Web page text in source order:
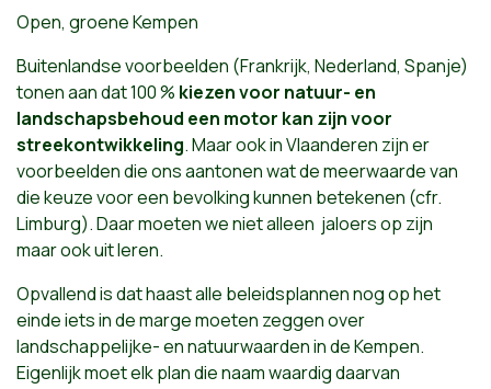
Open, groene Kempen
Buitenlandse voorbeelden (Frankrijk, Nederland, Spanje)
tonen aan dat 100 % kiezen voor natuur- en
landschapsbehoud een motor kan zijn voor
streekontwikkeling. Maar ook in Vlaanderen zijn er
voorbeelden die ons aantonen wat de meerwaarde van
die keuze voor een bevolking kunnen betekenen (cfr.
Limburg). Daar moeten we niet alleen jaloers op zijn
maar ook uit leren.
Opvallend is dat haast alle beleidsplannen nog op het
einde iets in de marge moeten zeggen over
landschappelijke- en natuurwaarden in de Kempen.
Eigenlijk moet elk plan die naam waardig daarvan